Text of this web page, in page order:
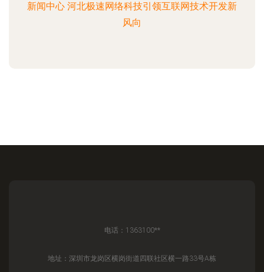
新闻中心 河北极速网络科技引领互联网技术开发新
风向
电话：1363100**
地址：深圳市龙岗区横岗街道四联社区横一路33号A栋